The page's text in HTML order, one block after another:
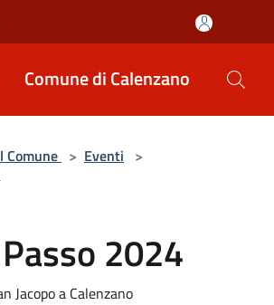
Comune di Calenzano
Comune > Eventi >
2024
Jacopo a Calenzano